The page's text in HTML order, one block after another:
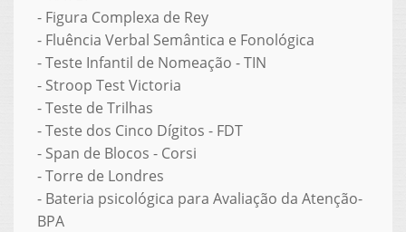
- Figura Complexa de Rey
- Fluência Verbal Semântica e Fonológica
- Teste Infantil de Nomeação - TIN
- Stroop Test Victoria
- Teste de Trilhas
- Teste dos Cinco Dígitos - FDT
- Span de Blocos - Corsi
- Torre de Londres
- Bateria psicológica para Avaliação da Atenção-
BPA